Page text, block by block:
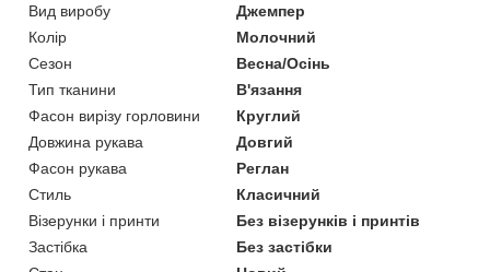
Вид виробу
Джемпер
Колір
Молочний
Сезон
Весна/Осінь
Тип тканини
В'язання
Фасон вирізу горловини
Круглий
Довжина рукава
Довгий
Фасон рукава
Реглан
Стиль
Класичний
Візерунки і принти
Без візерунків і принтів
Застібка
Без застібки